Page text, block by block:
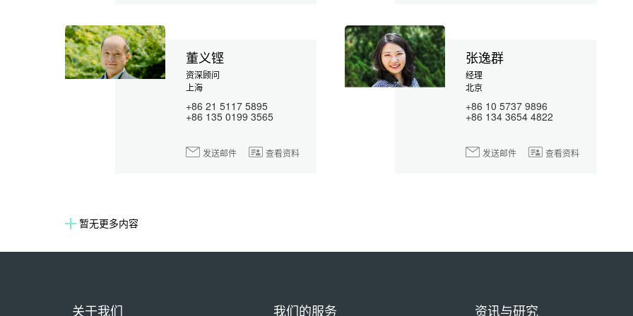
董义铿
资深顾问
上海
+86 21 5117 5895
+86 135 0199 3565
发送邮件 查看资料
张逸群
经理
北京
+86 10 5737 9896
+86 134 3654 4822
发送邮件 查看资料
暂无更多内容
关于我们 我们的服务 资讯与研究